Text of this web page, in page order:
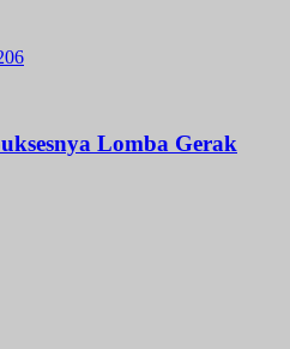
Lomba Gerak